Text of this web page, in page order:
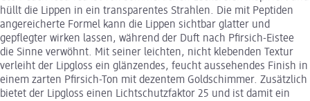
hüllt die Lippen in ein transparentes Strahlen. Die mit Peptiden
angereicherte Formel kann die Lippen sichtbar glatter und
gepflegter wirken lassen, während der Duft nach Pfirsich-Eistee
die Sinne verwöhnt. Mit seiner leichten, nicht klebenden Textur
verleiht der Lipgloss ein glänzendes, feucht aussehendes Finish in
einem zarten Pfirsich-Ton mit dezentem Goldschimmer. Zusätzlich
bietet der Lipgloss einen Lichtschutzfaktor 25 und ist damit ein